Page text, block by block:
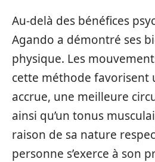
Au-delà des bénéfices
Agando a démontré ses
physique. Les
cette méthode favorisent
accrue, une meilleure
ainsi qu’un tonus
raison de sa nature
personne s’exerce à son